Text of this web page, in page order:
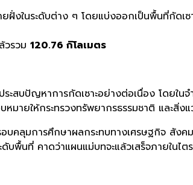
งในระดับต่าง ๆ โดยแบ่งออกเป็นพื้นที่กัดเซ
วรวม 120.76 กิโลเมตร
สบปัญหาการกัดเซาะอย่างต่อเนื่อง โดย
หมายให้กระทรวงทรัพยากรธรรมชาติ และสิ่ง
คลุมการศึกษาผลกระทบทางเศรษฐกิจ สังค
ดับพื้นที่ คาดว่าแผนแม่บทจะแล้วเสร็จภายใน